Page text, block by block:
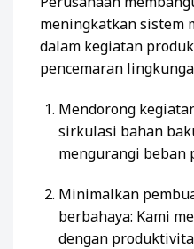
meningkatkan sistem
dalam kegiatan
pencemaran
Mendorong
sirkulasi bahan
mengurangi beban
Minimalkan
berbahaya: Kami
dengan